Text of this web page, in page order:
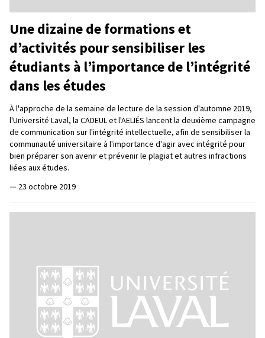
Une dizaine de formations et
d’activités pour sensibiliser les
étudiants à l’importance de l’intégrité
dans les études
À l'approche de la semaine de lecture de la session d'automne 2019,
l'Université Laval, la CADEUL et l'AELIÉS lancent la deuxième campagne
de communication sur l'intégrité intellectuelle, afin de sensibiliser la
communauté universitaire à l'importance d'agir avec intégrité pour
bien préparer son avenir et prévenir le plagiat et autres infractions
liées aux études.
— 23 octobre 2019